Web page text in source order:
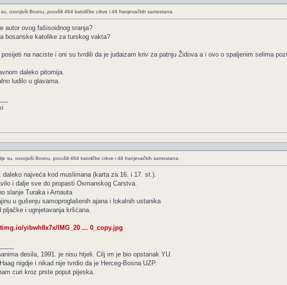
osvojivši Bosnu, porušili 464 katoličke crkve i 48 franjevačkih samostana
autor ovog fašisoidnog sranja?
bosanske katolike za turskog vakta?
posijeti na naciste i oni su tvrdili da je judaizam kriv za patnju Židova a i ovo o spaljenim selima
daleko pitomija.
ludilo u glavama.
su, osvojivši Bosnu, porušili 464 katoličke crkve i 48 franjevačkih samostana
daleko najveća kod muslimana (karta za 16. i 17. st.).
i dalje sve do propasti Osmanskog Carstva.
slanje Turaka i Arnauta
u gušenju samoproglašenih ajana i lokalnih ustanika
pljačke i ugnjetavanja kršćana.
yibwh8x7x/IMG_20 ... 0_copy.jpg
desila, 1991. je nisu htjeli. Cilj im je bio opstanak YU.
nigdje i nikad nije tvrdio da je Herceg-Bosna UZP.
curi kroz prste poput pijeska.